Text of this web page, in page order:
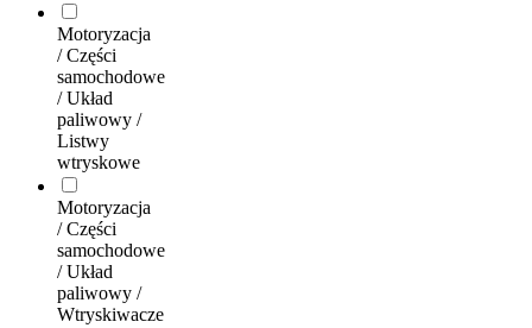
Motoryzacja
/ Części
samochodowe
/ Układ
paliwowy /
Listwy
wtryskowe
Motoryzacja
/ Części
samochodowe
/ Układ
paliwowy /
Wtryskiwacze